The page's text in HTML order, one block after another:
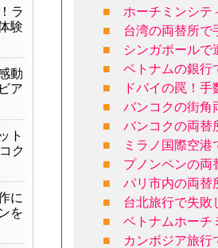
■
ホーチミンシテ
■
台湾の両替所で
■
シンガポールで
■
ベトナムの銀行
■
ドバイの罠！
■
バンコクの街角
■
バンコクの両替
■
ミラノ国際空
■
プノンペンの両
■
パリ市内の両替
■
台北旅行で失敗
■
ベトナムホーチ
■
カンボジア旅行
ラ
験
動
ア
ト
ク
に
を